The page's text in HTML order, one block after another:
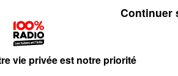
vie privée est notre priorité
Continuer